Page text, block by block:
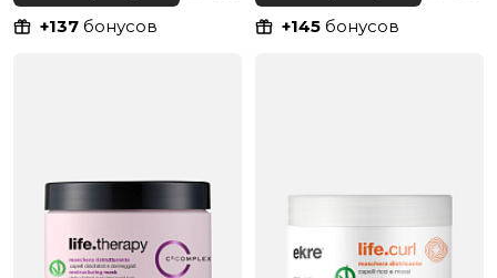
+137 бонусов +145 бонусов